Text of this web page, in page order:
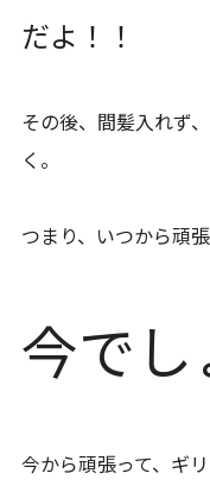
だよ！！
その後、間髪入れず
く。
つまり、いつから頑
今で
今から頑張って、ギ